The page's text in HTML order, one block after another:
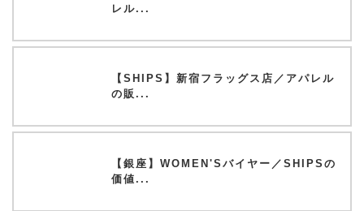
レル...
【SHIPS】新宿フラッグス店／アパレル
の販...
【銀座】WOMEN'Sバイヤー／SHIPSの
価値...